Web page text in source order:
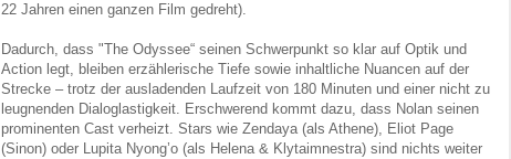
22 Jahren einen ganzen Film gedreht).
Dadurch, dass "The Odyssee“ seinen Schwerpunkt so klar auf Optik und
Action legt, bleiben erzählerische Tiefe sowie inhaltliche Nuancen auf der
Strecke – trotz der ausladenden Laufzeit von 180 Minuten und einer nicht zu
leugnenden Dialoglastigkeit. Erschwerend kommt dazu, dass Nolan seinen
prominenten Cast verheizt. Stars wie Zendaya (als Athene), Eliot Page
(Sinon) oder Lupita Nyong’o (als Helena & Klytaimnestra) sind nichts weiter